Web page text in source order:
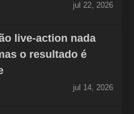
jul 22, 2026
live-action nada
o resultado é
jul 14, 2026